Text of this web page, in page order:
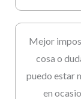
Mejor
cosa o
puedo estar
en